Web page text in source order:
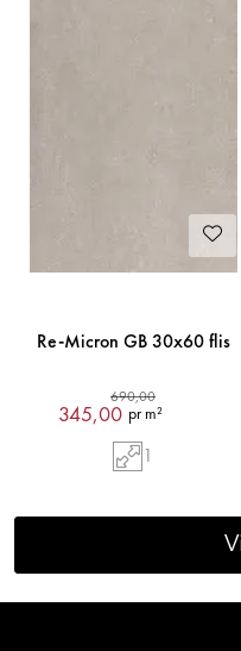
Re-Micron GB 30x60 flis
690,00
345,00 pr m²
1